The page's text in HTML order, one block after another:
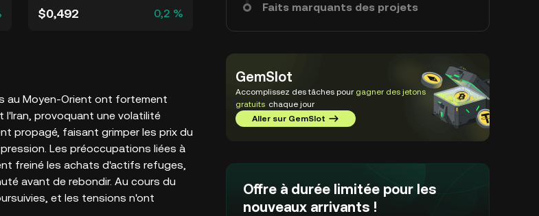
$0,492 0,2 %
au Moyen-Orient ont fortement
provoquant une volatilité
propagé, faisant grimper les prix du
Les préoccupations liées à
freiné les achats d'actifs refuges,
avant de rebondir. Au cours du
et les tensions n'ont
Faits marquants des projets
GemSlot
Accomplissez des tâches pour gagner des jetons
gratuits chaque jour
Aller sur GemSlot
Offre à durée limitée pour les
nouveaux arrivants !